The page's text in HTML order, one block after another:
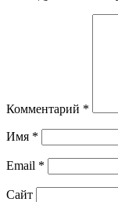
Комментарий *
Имя *
Email *
Сайт